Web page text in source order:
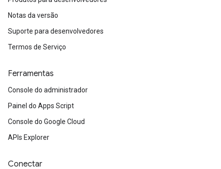
Notas da versão
Suporte para desenvolvedores
Termos de Serviço
Ferramentas
Console do administrador
Painel do Apps Script
Console do Google Cloud
APIs Explorer
Conectar